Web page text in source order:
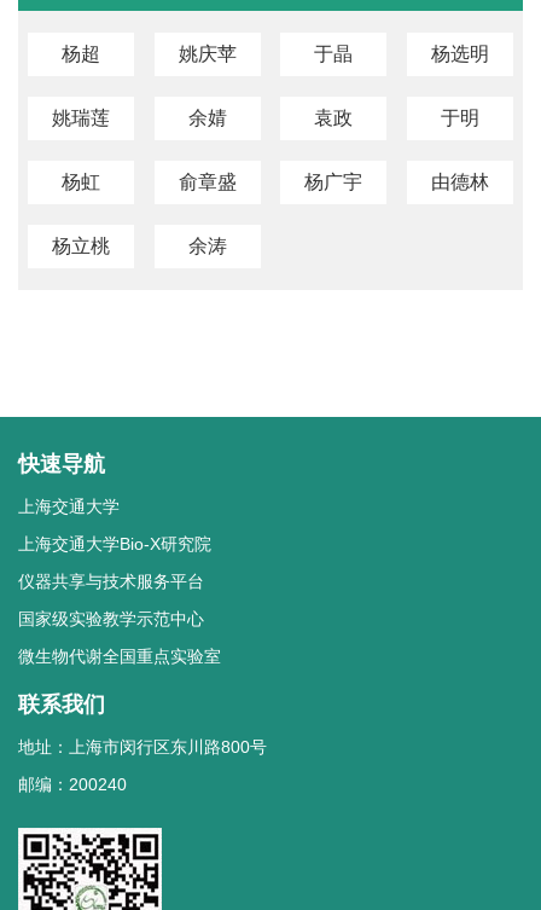
杨超 姚庆苹 于晶 杨选明
姚瑞莲 余婧 袁政 于明
杨虹 俞章盛 杨广宇 由德林
杨立桃 余涛
快速导航
上海交通大学
上海交通大学Bio-X研究院
仪器共享与技术服务平台
国家级实验教学示范中心
微生物代谢全国重点实验室
联系我们
地址：上海市闵行区东川路800号
邮编：200240